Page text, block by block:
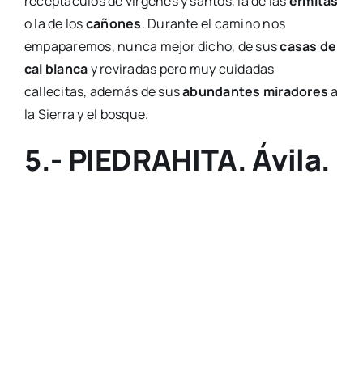
o la de loscañones. Durante el camino nos
empaparemos, nunca mejor dicho, de suscasas de
cal blancay reviradas pero muy cuidadas
callecitas, además de susabundantes miradoresa
la Sierra y el bosque.
5.- PIEDRAHITA. Ávila.